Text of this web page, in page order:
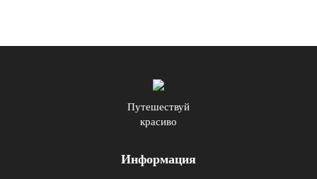
Путешествуй
красиво
Информация